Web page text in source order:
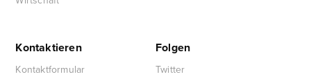
Kontaktieren
Kontaktformular
Folgen
Twitter